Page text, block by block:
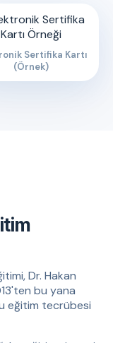
Sertifika Kartı
(Örnek)
Dr. Hakan
bu yana
eğitim tecrübesi